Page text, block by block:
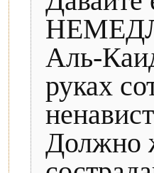
Аль-
руках
Должно